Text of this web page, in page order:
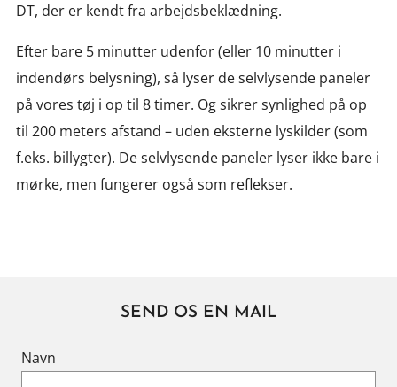
DT, der er kendt fra arbejdsbeklædning.
Efter bare 5 minutter udenfor (eller 10 minutter i
indendørs belysning), så lyser de selvlysende paneler
på vores tøj i op til 8 timer. Og sikrer synlighed på op
til 200 meters afstand – uden eksterne lyskilder (som
f.eks. billygter). De selvlysende paneler lyser ikke bare i
mørke, men fungerer også som reflekser.
SEND OS EN MAIL
Navn